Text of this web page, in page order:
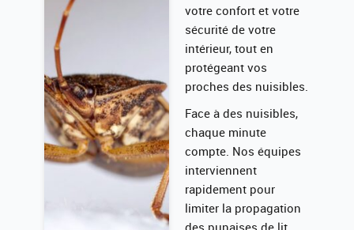
votre confort et votre
sécurité de votre
intérieur, tout en
protégeant vos
proches des nuisibles.
Face à des nuisibles,
chaque minute
compte. Nos équipes
interviennent
rapidement pour
limiter la propagation
des punaises de lit